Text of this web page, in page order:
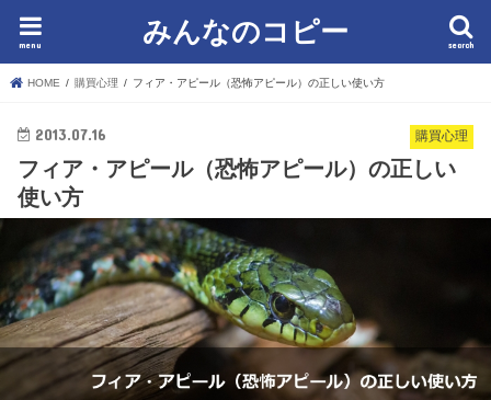
みんなのコピー search
menu
HOME 購買心理 フィア・アピール（恐怖アピール）の正しい使い方
購買心理
2013.07.16
フィア・アピール（恐怖アピール）の正しい
使い方